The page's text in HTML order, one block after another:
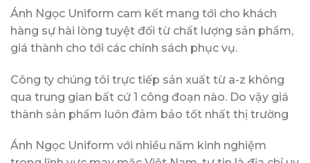
Ánh Ngọc Uniform cam kết mang tới cho khách
hàng sự hài lòng tuyệt đối từ chất lượng sản phẩm,
giá thành cho tới các chính sách phục vụ.
Công ty chúng tôi trực tiếp sản xuất từ a-z không
qua trung gian bất cứ 1 công đoạn nào. Do vậy giá
thành sản phẩm luôn đảm bảo tốt nhất thị trường
Ánh Ngọc Uniform với nhiều năm kinh nghiệm